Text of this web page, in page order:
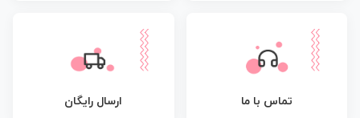
تماس با ما ارسال رایگان